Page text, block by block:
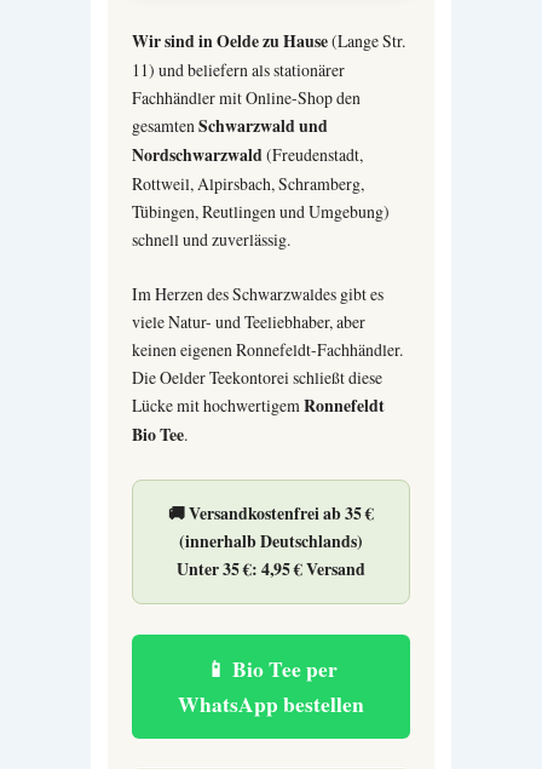
Wir sind in Oelde zu Hause(Lange Str.
11) und beliefern als stationärer
Fachhändler mit Online-Shop den
gesamtenSchwarzwald und
Nordschwarzwald(Freudenstadt,
Rottweil, Alpirsbach, Schramberg,
Tübingen, Reutlingen und Umgebung)
schnell und zuverlässig.
Im Herzen des Schwarzwaldes gibt es
viele Natur- und Teeliebhaber, aber
keinen eigenen Ronnefeldt-Fachhändler.
Die Oelder Teekontorei schließt diese
Lücke mit hochwertigemRonnefeldt
Bio Tee.
🚚Versandkostenfrei ab 35 €
(innerhalb Deutschlands)
Unter 35 €: 4,95 € Versand
📱 Bio Tee per
WhatsApp bestellen